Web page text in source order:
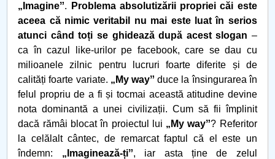
„Imagineˮ.
Problema absolutizării propriei căi este
aceea că nimic veritabil nu mai este luat în serios
atunci când toți se ghidează după acest slogan –
ca în cazul like-urilor pe facebook, care se dau cu
milioanele zilnic pentru lucruri foarte diferite și de
calități foarte variate. „My wayˮ duce la însingurarea în
felul propriu de a fi și tocmai această atitudine devine
nota dominantă a unei civilizații. Cum să fii împlinit
dacă rămâi blocat în proiectul lui „My wayˮ? Referitor
la celălalt cântec, de remarcat faptul că el este un
îndemn: „Imaginează-țiˮ, iar asta ține de zelul